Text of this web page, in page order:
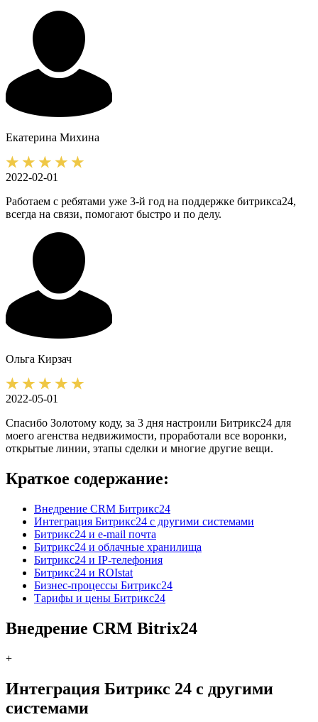
Екатерина Михина
2022-02-01
Работаем с ребятами уже 3-й год на поддержке битрикса24,
всегда на связи, помогают быстро и по делу.
Ольга Кирзач
2022-05-01
Спасибо Золотому коду, за 3 дня настроили Битрикс24 для
моего агенства недвижимости, проработали все воронки,
открытые линии, этапы сделки и многие другие вещи.
Краткое содержание:
Внедрение CRM Битрикс24
Интеграция Битрикс24 с другими системами
Битрикс24 и e-mail почта
Битрикс24 и облачные хранилища
Битрикс24 и IP-телефония
Битрикс24 и ROIstat
Бизнес-процессы Битрикс24
Тарифы и цены Битрикс24
Внедрение CRM Bitrix24
+
Интеграция Битрикс 24 с другими
системами